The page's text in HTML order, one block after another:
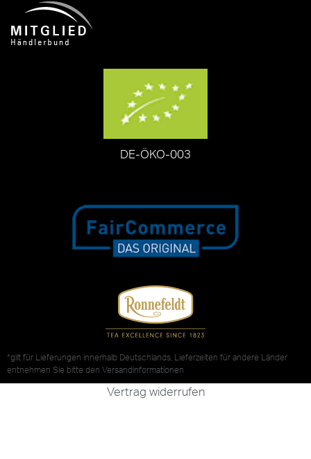
DE-ÖKO-003
*gilt für Lieferungen innerhalb Deutschlands, Lieferzeiten für andere Länder
entnehmen Sie bitte den Versandinformationen
Vertrag widerrufen